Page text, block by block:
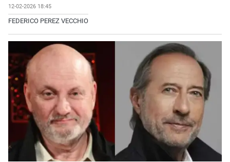
12-02-2026 18:45
FEDERICO PEREZ VECCHIO